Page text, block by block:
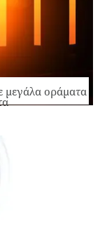
μεγάλα οράματα